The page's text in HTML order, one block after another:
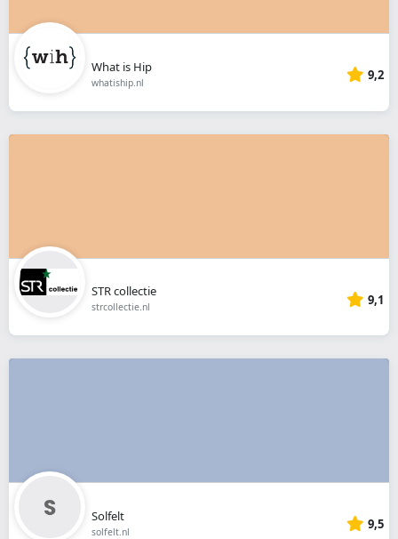
What is Hip
whatiship.nl 9,2
STR collectie
strcollectie.nl 9,1
Solfelt
solfelt.nl 9,5